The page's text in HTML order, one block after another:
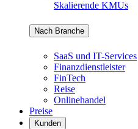
Skalierende KMUs
Nach Branche
SaaS und IT-Services
Finanzdienstleister
FinTech
Reise
Onlinehandel
Preise
Kunden